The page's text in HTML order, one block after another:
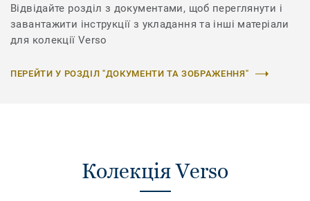
Відвідайте розділ з документами, щоб переглянути і
завантажити інструкції з укладання та інші матеріали
для колекції Verso
ПЕРЕЙТИ У РОЗДІЛ "ДОКУМЕНТИ ТА ЗОБРАЖЕННЯ"
Колекція Verso